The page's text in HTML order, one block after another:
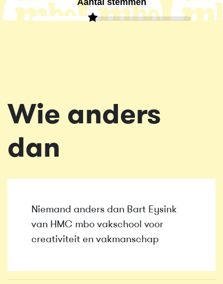
Wie anders
dan
Niemand anders dan Bart Eysink
van HMC mbo vakschool voor
creativiteit en vakmanschap